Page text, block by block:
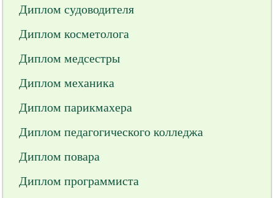
Диплом судоводителя
Диплом косметолога
Диплом медсестры
Диплом механика
Диплом парикмахера
Диплом педагогического колледжа
Диплом повара
Диплом программиста